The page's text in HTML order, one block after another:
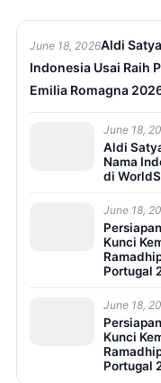
June 18, 2026Aldi
Indonesia Usai Raih
Emilia Romagna
June 18,
Aldi
Nama
di
June 18,
Kunci
Portugal
June 18,
Kunci
Portugal